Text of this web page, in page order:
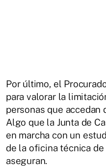
Por último, el
para valorar la
personas que accedan
Algo que la Junta de
en marcha con un
de la oficina técnica
aseguran.